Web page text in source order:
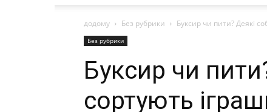
додому Без рубрики Буксир чи пити? Деякі
Без рубрики
Буксир чи
сортують